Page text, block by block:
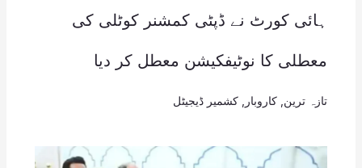
ہائی کورٹ نے ڈپٹی کمشنر کوٹلی کی
معطلی کا نوٹیفکیشن معطل کر دیا
تازہ ترین کاروبار کشمیر ڈیجیٹل